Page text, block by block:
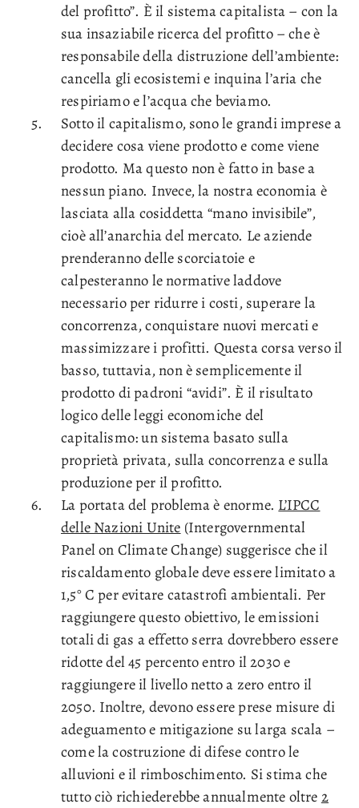
del profitto”. È il sistema capitalista – con la
sua insaziabile ricerca del profitto – che è
responsabile della distruzione dell’ambiente:
cancella gli ecosistemi e inquina l’aria che
respiriamo e l’acqua che beviamo.
Sotto il capitalismo, sono le grandi imprese a
decidere cosa viene prodotto e come viene
prodotto. Ma questo non è fatto in base a
nessun piano. Invece, la nostra economia è
lasciata alla cosiddetta “mano invisibile”,
cioè all’anarchia del mercato. Le aziende
prenderanno delle scorciatoie e
calpesteranno le normative laddove
necessario per ridurre i costi, superare la
concorrenza, conquistare nuovi mercati e
massimizzare i profitti. Questa corsa verso il
basso, tuttavia, non è semplicemente il
prodotto di padroni “avidi”. È il risultato
logico delle leggi economiche del
capitalismo: un sistema basato sulla
proprietà privata, sulla concorrenza e sulla
produzione per il profitto.
La portata del problema è enorme. L’IPCC
delle Nazioni Unite (Intergovernmental
Panel on Climate Change) suggerisce che il
riscaldamento globale deve essere limitato a
1,5° C per evitare catastrofi ambientali. Per
raggiungere questo obiettivo, le emissioni
totali di gas a effetto serra dovrebbero essere
ridotte del 45 percento entro il 2030 e
raggiungere il livello netto a zero entro il
2050. Inoltre, devono essere prese misure di
adeguamento e mitigazione su larga scala –
come la costruzione di difese contro le
alluvioni e il rimboschimento. Si stima che
tutto ciò richiederebbe annualmente oltre 2